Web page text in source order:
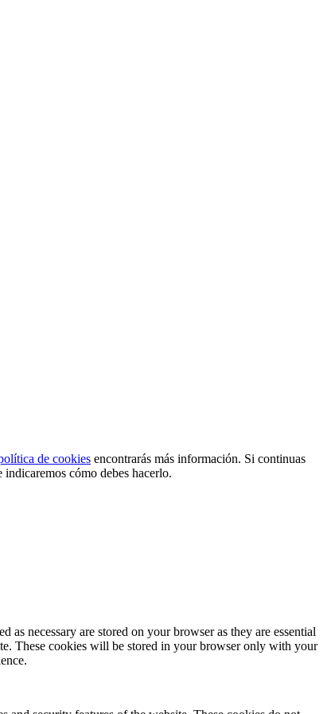
de cookies encontrarás más información. Si continuas
cómo debes hacerlo.
necessary are stored on your browser as they are essential
These cookies will be stored in your browser only with your